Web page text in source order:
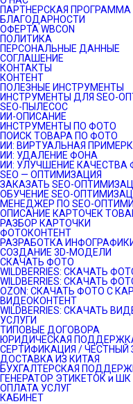
ПАРТНЕРСКАЯ ПРОГРАММА
БЛАГОДАРНОСТИ
ОФЕРТА WBCON
ПОЛИТИКА
ПЕРСОНАЛЬНЫЕ ДАННЫЕ
СОГЛАШЕНИЕ
КОНТАКТЫ
КОНТЕНТ
ПОЛЕЗНЫЕ ИНСТРУМЕНТЫ
ИНСТРУМЕНТЫ ДЛЯ SEO-
SEO-ПЫЛЕСОС
ИИ-ОПИСАНИЕ
ИНСТРУМЕНТЫ ПО ФОТО
ПОИСК ТОВАРА ПО ФОТО
ИИ: ВИРТУАЛЬНАЯ
ИИ: УДАЛЕНИЕ ФОНА
ИИ: УЛУЧШЕНИЕ КАЧЕСТВА
SEO — ОПТИМИЗАЦИЯ
ЗАКАЗАТЬ SEO-
ОБУЧЕНИЕ SEO-
МЕНЕДЖЕР ПО SEO-
ОПИСАНИЕ КАРТОЧЕК
РАЗБОР КАРТОЧКИ
ФОТОКОНТЕНТ
РАЗРАБОТКА
СОЗДАНИЕ 3D-МОДЕЛИ
СКАЧАТЬ ФОТО
WILDBERRIES: СКАЧАТЬ
WILDBERRIES: СКАЧАТЬ
OZON: СКАЧАТЬ ФОТО С
ВИДЕОКОНТЕНТ
WILDBERRIES: СКАЧАТЬ
УСЛУГИ
ТИПОВЫЕ ДОГОВОРА
ЮРИДИЧЕСКАЯ
СЕРТИФИКАЦИЯ / ЧЕСТНЫЙ
ДОСТАВКА ИЗ КИТАЯ
БУХГАЛТЕРСКАЯ
ГЕНЕРАТОР ЭТИКЕТОК и ШК
ОПЛАТА УСЛУГ
КАБИНЕТ